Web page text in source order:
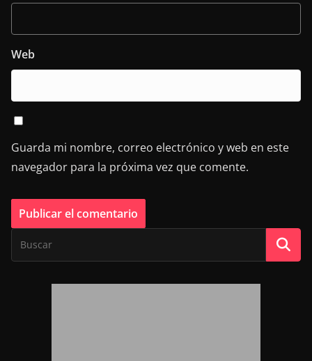
Web
Guarda mi nombre, correo electrónico y web en este
navegador para la próxima vez que comente.